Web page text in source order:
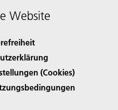
Website
(Cookies)